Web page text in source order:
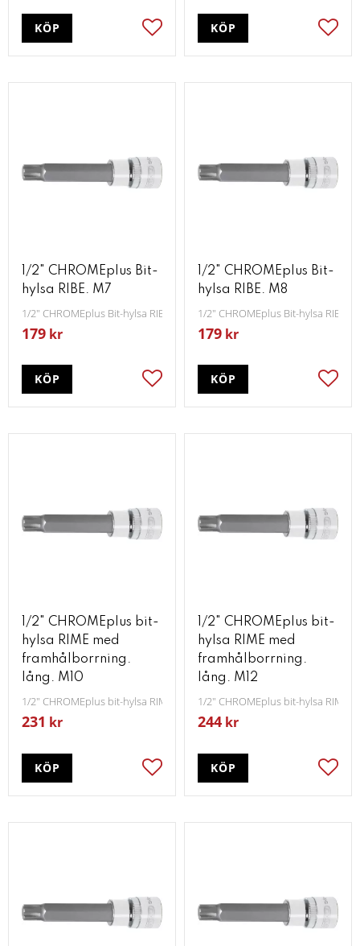
Lägg till i favoriter
KÖP KÖP
1/2" CHROMEplus Bit-
hylsa RIBE. M7
1/2" CHROMEplus Bit-hylsa RIBE M7
179 kr
Lägg till i favoriter
KÖP
1/2" CHROMEplus Bit-
hylsa RIBE. M8
1/2" CHROMEplus Bit-hylsa RIBE
179 kr
KÖP
1/2" CHROMEplus bit-
hylsa RIME med
framhålborrning.
lång. M10
1/2" CHROMEplus bit-hylsa RIME med framhålborrning lång M10
231 kr
Lägg till i favoriter
KÖP
1/2" CHROMEplus bit-
hylsa RIME med
framhålborrning.
lång. M12
1/2" CHROMEplus bit-hylsa RIME
244 kr
KÖP